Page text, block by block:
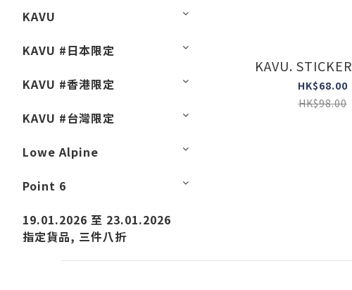
KAVU
KAVU #日本限定
KAVU #香港限定
KAVU #台灣限定
Lowe Alpine
Point 6
19.01.2026 至 23.01.2026
指定貨品, 三件八折
KAVU.
HK$68.00
HK$98.00